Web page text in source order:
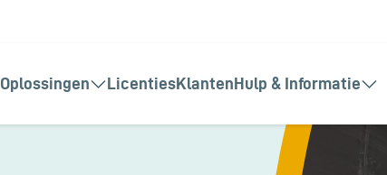
Oplossingen LicentiesKlantenHulp & Informatie